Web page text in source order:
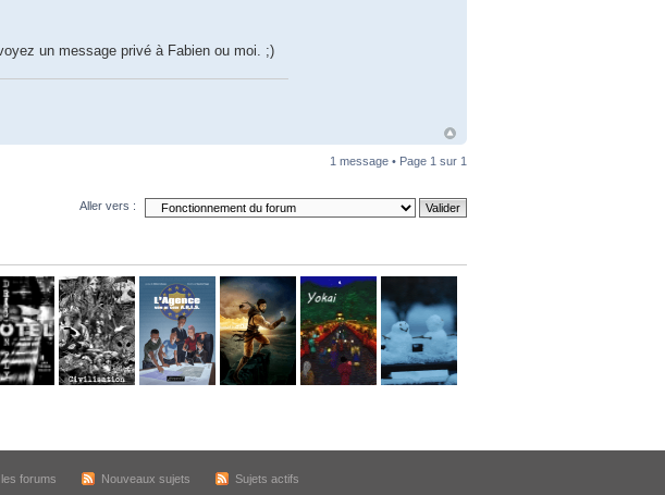
un message privé à Fabien ou moi. ;)
1 message • Page 1 sur 1
Aller vers :
forums Nouveaux sujets Sujets actifs